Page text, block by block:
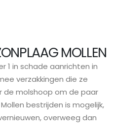
MOLLEN
1 in schade aanrichten in
verzakkingen die ze
de molshoop om de paar
bestrijden is mogelijk,
overweeg dan